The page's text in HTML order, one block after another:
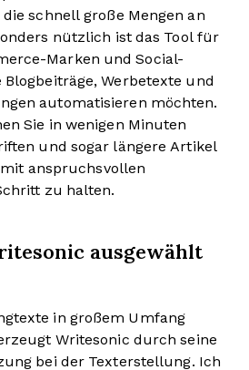
schnell große Mengen an
nützlich ist das Tool für
Marken und Social-
Blogbeiträge, Werbetexte und
automatisieren möchten.
Sie in wenigen Minuten
und sogar längere Artikel
anspruchsvollen
zu halten.
ausgewählt
in großem Umfang
Writesonic durch seine
bei der Texterstellung. Ich